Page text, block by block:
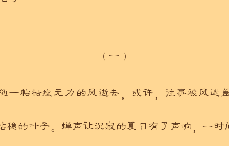
（一）
一帖枯瘦无力的风逝去，或许，往事被风遮
稳的叶子。蝉声让沉寂的夏日有了声响，一时